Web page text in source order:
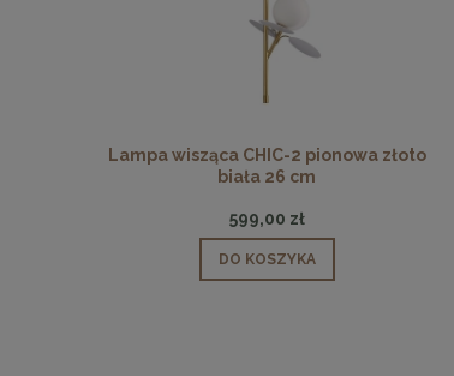
Lampa wisząca CHIC-2 pionowa złoto
biała 26 cm
599,00 zł
DO KOSZYKA